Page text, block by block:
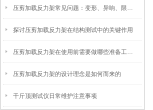
压剪加载反力架常见问题：变形、异响、限位保护处理
探讨压剪加载反力架在结构测试中的关键作用
压剪加载反力架在使用前需要做哪些准备工作？
压剪加载反力架的设计理念是如何而来的
千斤顶测试仪日常维护注意事项